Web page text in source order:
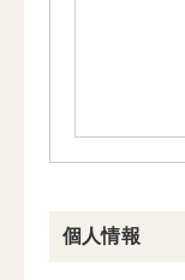
個人情報